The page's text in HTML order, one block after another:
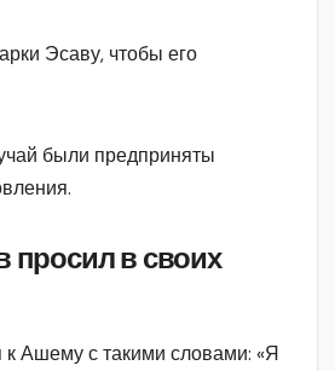
Эсаву, чтобы его
были предприняты
просил в своих
к Ашему с такими словами: «Я